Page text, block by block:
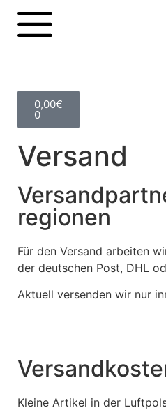
0,00€
0
Versand
regionen
Für den Versand arbeiten
der deutschen Post, DHL
Aktuell versenden wir nur
Kleine Artikel in der